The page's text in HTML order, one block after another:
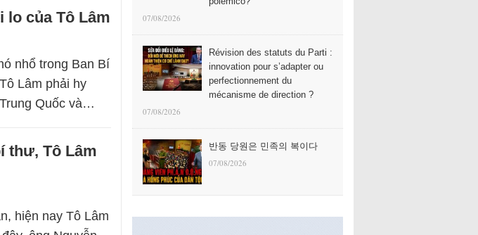
của Tô Lâm
nhổ trong Ban Bí
Lâm phải hy
Quốc và…
thư, Tô Lâm
hiện nay Tô Lâm
07/08/2026
Révision des statuts du Parti :
innovation pour s’adapter ou
perfectionnement du
mécanisme de direction ?
07/08/2026
반동 당원은 민족의 복이다
07/08/2026